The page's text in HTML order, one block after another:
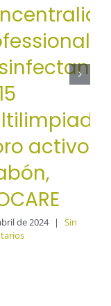
activo
de 2024 |
Sin